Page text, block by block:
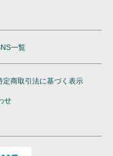
一覧
定商取引法に基づく表示
せ